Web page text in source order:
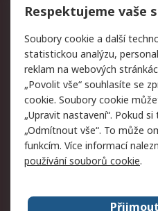
Právní
Autorská práva
Prohlášení o ochraně
údajů
Zásady pro soubory
cookie
Respektujeme vaše
Soubory cookie a další
statistickou analýzu,
reklam na webových
„Povolit vše“ souhlasíte se
cookie. Soubory cookie
„Upravit nastavení“. Pokud
„Odmítnout vše“. To může
funkcím. Více informací
používání souborů cookie.